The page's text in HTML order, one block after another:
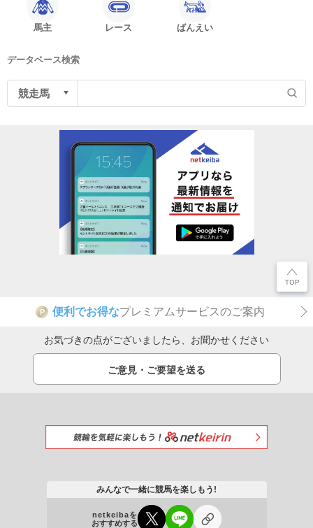
馬主 レース ばんえい
データベース検索
P 便利でお得なプレミアムサービスのご案内
お気づきの点がございましたら、お聞かせください
ご意見・ご要望を送る
みんなで一緒に競馬を楽しもう!
netkeibaを
おすすめする